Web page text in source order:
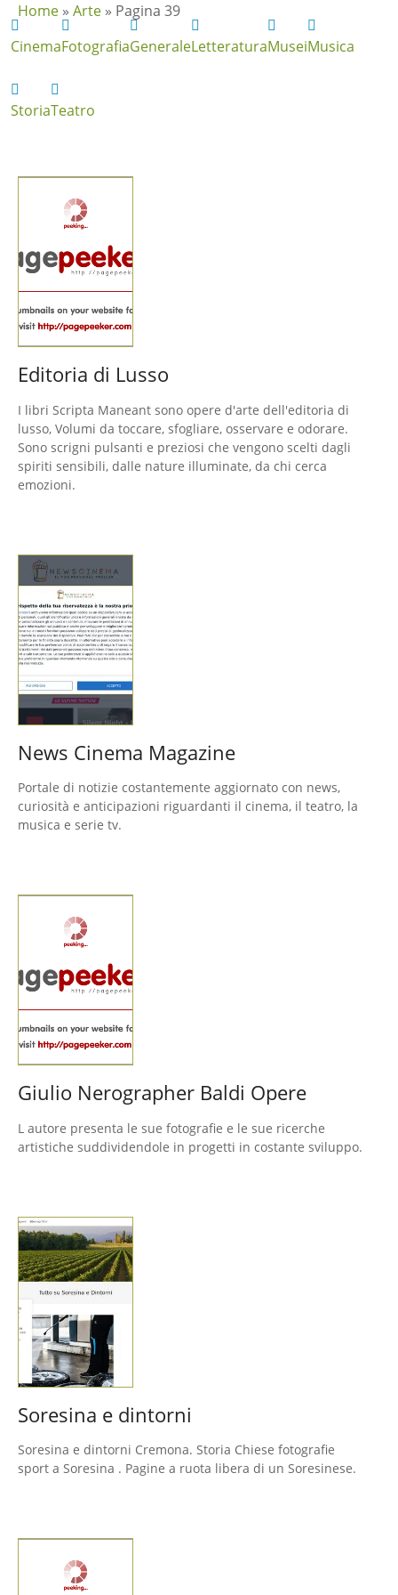
Home » Arte » Pagina 39
CinemaFotografiaGeneraleLetteraturaMuseiMusica
StoriaTeatro
Editoria di Lusso
I libri Scripta Maneant sono opere d'arte dell'editoria di
lusso, Volumi da toccare, sfogliare, osservare e odorare.
Sono scrigni pulsanti e preziosi che vengono scelti dagli
spiriti sensibili, dalle nature illuminate, da chi cerca
emozioni.
News Cinema Magazine
Portale di notizie costantemente aggiornato con news,
curiosità e anticipazioni riguardanti il cinema, il teatro, la
musica e serie tv.
Giulio Nerographer Baldi Opere
L autore presenta le sue fotografie e le sue ricerche
artistiche suddividendole in progetti in costante sviluppo.
Soresina e dintorni
Soresina e dintorni Cremona. Storia Chiese fotografie
sport a Soresina . Pagine a ruota libera di un Soresinese.